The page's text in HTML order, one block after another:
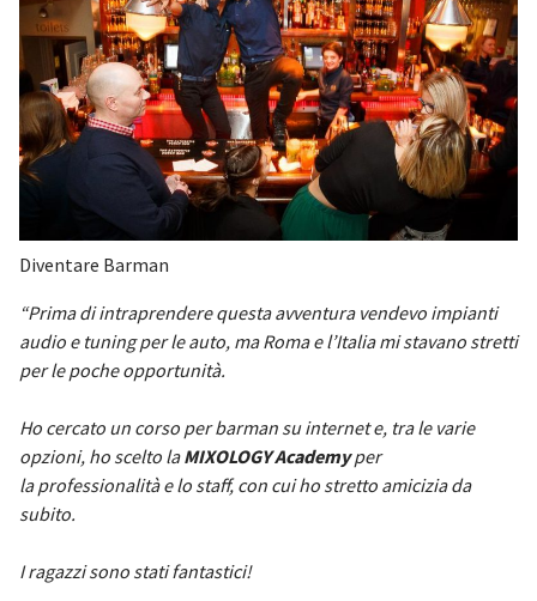
Diventare Barman
“Prima di intraprendere questa avventura vendevo impianti
audio e tuning per le auto, ma Roma e l’Italia mi stavano stretti
per le poche opportunità.
Ho cercato un corso per barman su internet e, tra le varie
opzioni, ho scelto laMIXOLOGY Academyper
la professionalità e lo staff, con cui ho stretto amicizia da
subito.
I ragazzi sono stati fantastici!